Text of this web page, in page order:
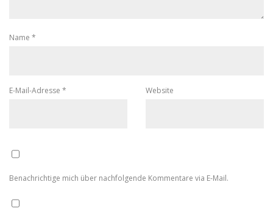
Name *
E-Mail-Adresse * Website
Benachrichtige mich über nachfolgende Kommentare via E-Mail.